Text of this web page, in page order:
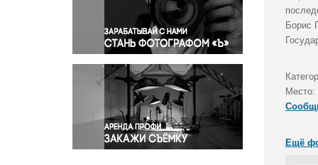
Правосудие
Происшествия и конфликты
Религия
Светская жизнь
Спорт
Экология
Экономика и бизнес
Борис
Место:
Ещё